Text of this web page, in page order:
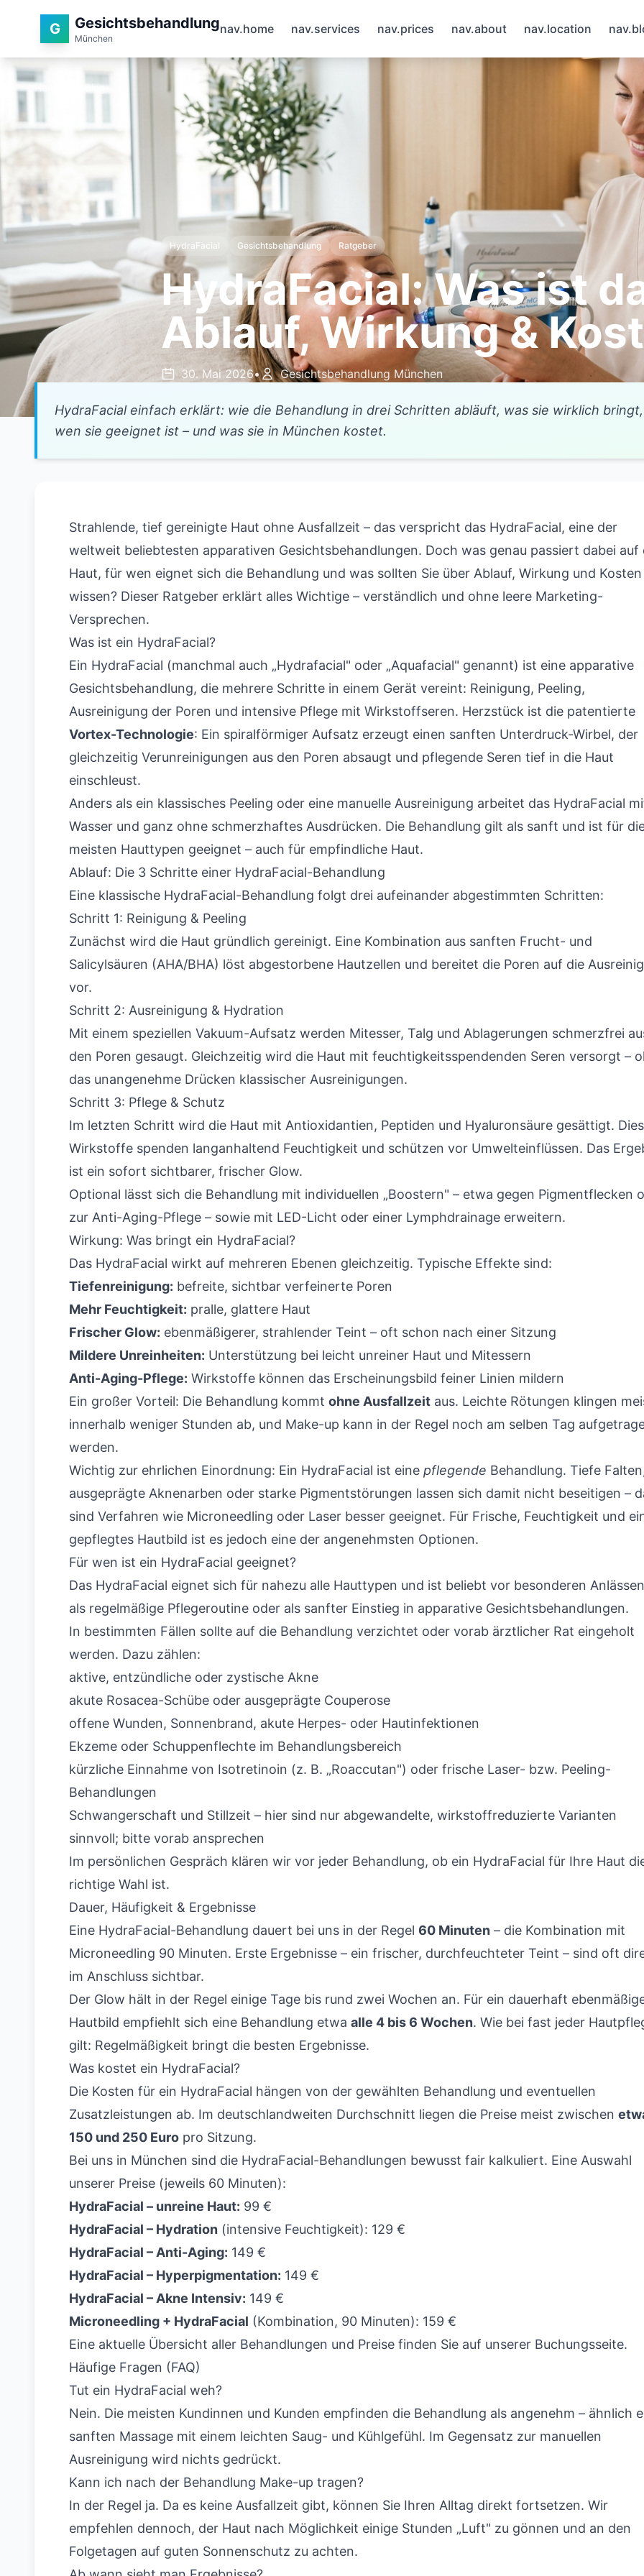
G Gesichtsbehandlung
München
nav.home nav.services nav.prices nav.about nav.location
Blog
HydraFacial Gesichtsbehandlung Ratgeber
HydraFacial: Was ist
Ablauf, Wirkung &
30. Mai 2026• Gesichtsbehandlung München
HydraFacial einfach erklärt: wie die Behandlung in drei Schritten abläuft, was sie wirklich
wen sie geeignet ist – und was sie in München kostet.
Strahlende, tief gereinigte Haut ohne Ausfallzeit – das verspricht das HydraFacial, eine der
weltweit beliebtesten apparativen Gesichtsbehandlungen. Doch was genau passiert dabei auf
Haut, für wen eignet sich die Behandlung und was sollten Sie über Ablauf, Wirkung und Kosten
wissen? Dieser Ratgeber erklärt alles Wichtige – verständlich und ohne leere Marketing-
Versprechen.
Was ist ein HydraFacial?
Ein HydraFacial (manchmal auch „Hydrafacial" oder „Aquafacial" genannt) ist eine apparative
Gesichtsbehandlung, die mehrere Schritte in einem Gerät vereint: Reinigung, Peeling,
Ausreinigung der Poren und intensive Pflege mit Wirkstoffseren. Herzstück ist die patentierte
Vortex-Technologie: Ein spiralförmiger Aufsatz erzeugt einen sanften Unterdruck-Wirbel, der
gleichzeitig Verunreinigungen aus den Poren absaugt und pflegende Seren tief in die Haut
einschleust.
Anders als ein klassisches Peeling oder eine manuelle Ausreinigung arbeitet das HydraFacial
Wasser und ganz ohne schmerzhaftes Ausdrücken. Die Behandlung gilt als sanft und ist für
meisten Hauttypen geeignet – auch für empfindliche Haut.
Ablauf: Die 3 Schritte einer HydraFacial-Behandlung
Eine klassische HydraFacial-Behandlung folgt drei aufeinander abgestimmten Schritten:
Schritt 1: Reinigung & Peeling
Zunächst wird die Haut gründlich gereinigt. Eine Kombination aus sanften Frucht- und
Salicylsäuren (AHA/BHA) löst abgestorbene Hautzellen und bereitet die Poren auf die
vor.
Schritt 2: Ausreinigung & Hydration
Mit einem speziellen Vakuum-Aufsatz werden Mitesser, Talg und Ablagerungen schmerzfrei
den Poren gesaugt. Gleichzeitig wird die Haut mit feuchtigkeitsspendenden Seren versorgt –
das unangenehme Drücken klassischer Ausreinigungen.
Schritt 3: Pflege & Schutz
Im letzten Schritt wird die Haut mit Antioxidantien, Peptiden und Hyaluronsäure gesättigt.
Wirkstoffe spenden langanhaltend Feuchtigkeit und schützen vor Umwelteinflüssen. Das
ist ein sofort sichtbarer, frischer Glow.
Optional lässt sich die Behandlung mit individuellen „Boostern" – etwa gegen Pigmentflecken
zur Anti-Aging-Pflege – sowie mit LED-Licht oder einer Lymphdrainage erweitern.
Wirkung: Was bringt ein HydraFacial?
Das HydraFacial wirkt auf mehreren Ebenen gleichzeitig. Typische Effekte sind:
Tiefenreinigung: befreite, sichtbar verfeinerte Poren
Mehr Feuchtigkeit: pralle, glattere Haut
Frischer Glow: ebenmäßigerer, strahlender Teint – oft schon nach einer Sitzung
Mildere Unreinheiten: Unterstützung bei leicht unreiner Haut und Mitessern
Anti-Aging-Pflege: Wirkstoffe können das Erscheinungsbild feiner Linien mildern
Ein großer Vorteil: Die Behandlung kommt ohne Ausfallzeit aus. Leichte Rötungen klingen
innerhalb weniger Stunden ab, und Make-up kann in der Regel noch am selben Tag
werden.
Wichtig zur ehrlichen Einordnung: Ein HydraFacial ist eine pflegende Behandlung. Tiefe
ausgeprägte Aknenarben oder starke Pigmentstörungen lassen sich damit nicht beseitigen –
sind Verfahren wie Microneedling oder Laser besser geeignet. Für Frische, Feuchtigkeit und
gepflegtes Hautbild ist es jedoch eine der angenehmsten Optionen.
Für wen ist ein HydraFacial geeignet?
Das HydraFacial eignet sich für nahezu alle Hauttypen und ist beliebt vor besonderen
als regelmäßige Pflegeroutine oder als sanfter Einstieg in apparative Gesichtsbehandlungen.
In bestimmten Fällen sollte auf die Behandlung verzichtet oder vorab ärztlicher Rat eingeholt
werden. Dazu zählen:
aktive, entzündliche oder zystische Akne
akute Rosacea-Schübe oder ausgeprägte Couperose
offene Wunden, Sonnenbrand, akute Herpes- oder Hautinfektionen
Ekzeme oder Schuppenflechte im Behandlungsbereich
kürzliche Einnahme von Isotretinoin (z. B. „Roaccutan") oder frische Laser- bzw. Peeling-
Behandlungen
Schwangerschaft und Stillzeit – hier sind nur abgewandelte, wirkstoffreduzierte Varianten
sinnvoll; bitte vorab ansprechen
Im persönlichen Gespräch klären wir vor jeder Behandlung, ob ein HydraFacial für Ihre Haut
richtige Wahl ist.
Dauer, Häufigkeit & Ergebnisse
Eine HydraFacial-Behandlung dauert bei uns in der Regel 60 Minuten – die Kombination mit
Microneedling 90 Minuten. Erste Ergebnisse – ein frischer, durchfeuchteter Teint – sind oft
im Anschluss sichtbar.
Der Glow hält in der Regel einige Tage bis rund zwei Wochen an. Für ein dauerhaft
Hautbild empfiehlt sich eine Behandlung etwa alle 4 bis 6 Wochen. Wie bei fast jeder
gilt: Regelmäßigkeit bringt die besten Ergebnisse.
Was kostet ein HydraFacial?
Die Kosten für ein HydraFacial hängen von der gewählten Behandlung und eventuellen
Zusatzleistungen ab. Im deutschlandweiten Durchschnitt liegen die Preise meist zwischen
150 und 250 Euro pro Sitzung.
Bei uns in München sind die HydraFacial-Behandlungen bewusst fair kalkuliert. Eine Auswahl
unserer Preise (jeweils 60 Minuten):
HydraFacial – unreine Haut: 99 €
HydraFacial – Hydration (intensive Feuchtigkeit): 129 €
HydraFacial – Anti-Aging: 149 €
HydraFacial – Hyperpigmentation: 149 €
HydraFacial – Akne Intensiv: 149 €
Microneedling + HydraFacial (Kombination, 90 Minuten): 159 €
Eine aktuelle Übersicht aller Behandlungen und Preise finden Sie auf unserer Buchungsseite.
Häufige Fragen (FAQ)
Tut ein HydraFacial weh?
Nein. Die meisten Kundinnen und Kunden empfinden die Behandlung als angenehm – ähnlich
sanften Massage mit einem leichten Saug- und Kühlgefühl. Im Gegensatz zur manuellen
Ausreinigung wird nichts gedrückt.
Kann ich nach der Behandlung Make-up tragen?
In der Regel ja. Da es keine Ausfallzeit gibt, können Sie Ihren Alltag direkt fortsetzen. Wir
empfehlen dennoch, der Haut nach Möglichkeit einige Stunden „Luft" zu gönnen und an den
Folgetagen auf guten Sonnenschutz zu achten.